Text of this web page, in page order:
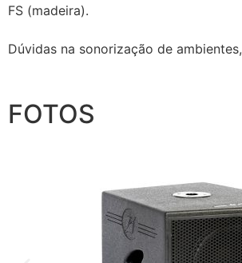
FS (madeira).
Dúvidas na sonorização de ambientes,
FOTOS